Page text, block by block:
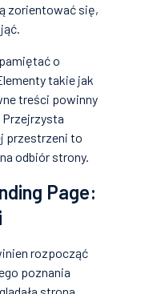
zorientować się,
o
takie jak
treści powinny
przestrzeni to
odbiór strony.
Page:
rozpocząć
poznania
strona